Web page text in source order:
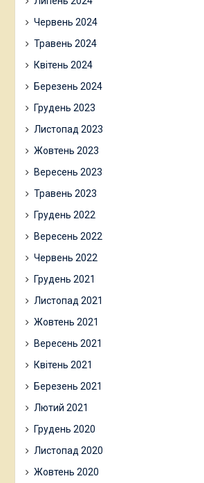
Червень 2024
Травень 2024
Квітень 2024
Березень 2024
Грудень 2023
Листопад 2023
Жовтень 2023
Вересень 2023
Травень 2023
Грудень 2022
Вересень 2022
Червень 2022
Грудень 2021
Листопад 2021
Жовтень 2021
Вересень 2021
Квітень 2021
Березень 2021
Лютий 2021
Грудень 2020
Листопад 2020
Жовтень 2020